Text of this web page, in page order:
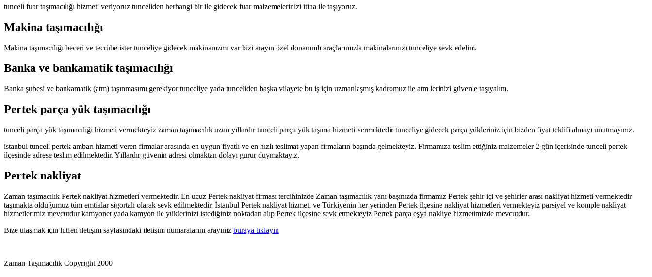
tunceli fuar taşımacılığı hizmeti veriyoruz tunceliden herhangi bir ile gidecek fuar malzemelerinizi itina ile taşıyoruz.
Makina taşımacılığı
Makina taşımacılığı beceri ve tecrübe ister tunceliye gidecek makinanızmı var bizi arayın özel donanımlı araçlarımızla makinalarınızı tunceliye sevk edelim.
Banka ve bankamatik taşımacılığı
Banka şubesi ve bankamatik (atm) taşınmasımı gerekiyor tunceliye yada tunceliden başka vilayete bu iş için uzmanlaşmış kadromuz ile atm lerinizi güvenle taşıyalım.
Pertek parça yük taşımacılığı
tunceli parça yük taşımacılığı hizmeti vermekteyiz zaman taşımacılık uzun yıllardır tunceli parça yük taşıma hizmeti vermektedir tunceliye gidecek parça yükleriniz için bizden fiyat teklifi almayı unutmayınız.
istanbul tunceli pertek ambarı hizmeti veren firmalar arasında en uygun fiyatlı ve en hızlı teslimat yapan firmaların başında gelmekteyiz. Firmamıza teslim ettiğiniz malzemeler 2 gün içerisinde tunceli pertek
ilçesinde adrese teslim edilmektedir. Yıllardır güvenin adresi olmaktan dolayı gurur duymaktayız.
Pertek nakliyat
Zaman taşımacılık Pertek nakliyat hizmetleri vermektedir. En ucuz Pertek nakliyat firması tercihinizde Zaman taşımacılık yanı başınızda firmamız Pertek şehir içi ve şehirler arası nakliyat hizmeti vermektedir
taşımakta olduğumuz tüm emtialar sigortalı olarak sevk edilmektedir. İstanbul Pertek nakliyat hizmeti ve Türkiyenin her yerinden Pertek ilçesine nakliyat hizmetleri vermekteyiz parsiyel ve komple nakliyat
hizmetlerimiz mevcutdur kamyonet yada kamyon ile yüklerinizi istediğiniz noktadan alıp Pertek ilçesine sevk etmekteyiz Pertek parça eşya nakliye hizmetimizde mevcutdur.
Bize ulaşmak için lütfen iletişim sayfasındaki iletişim numaralarını arayınız buraya tıklayın
Zaman Taşımacılık Copyright 2000